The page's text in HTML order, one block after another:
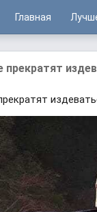
Главная
прекратят